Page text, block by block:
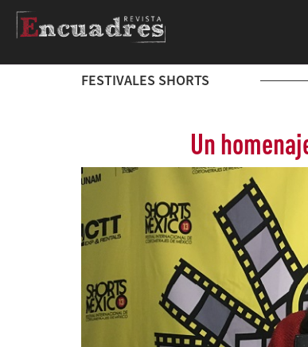
FESTIVALES SHORTS
Un